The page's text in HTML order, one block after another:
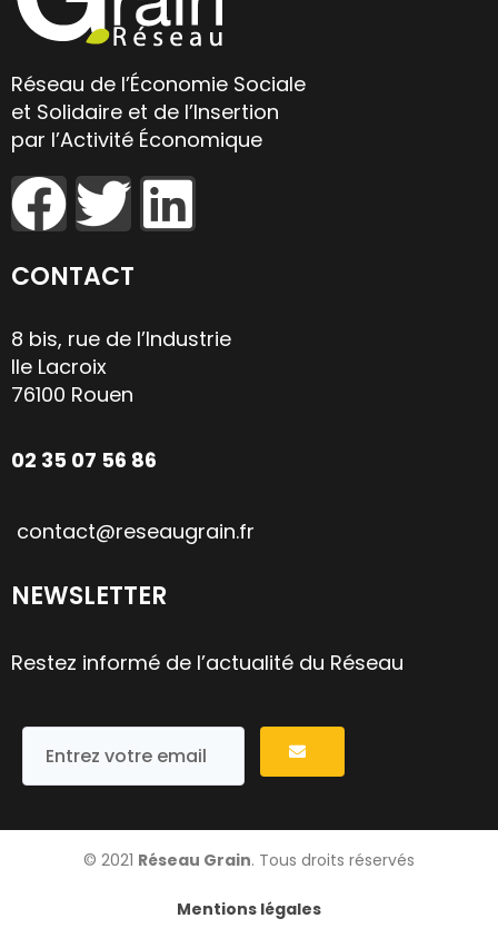
Réseau de l’Économie Sociale
et Solidaire et de l’Insertion
par l’Activité Économique
CONTACT
8 bis, rue de l’Industrie
Ile Lacroix
76100 Rouen
02 35 07 56 86
contact@reseaugrain.fr
NEWSLETTER
Restez informé de l’actualité du Réseau
© 2021 Réseau Grain. Tous droits réservés
Mentions légales